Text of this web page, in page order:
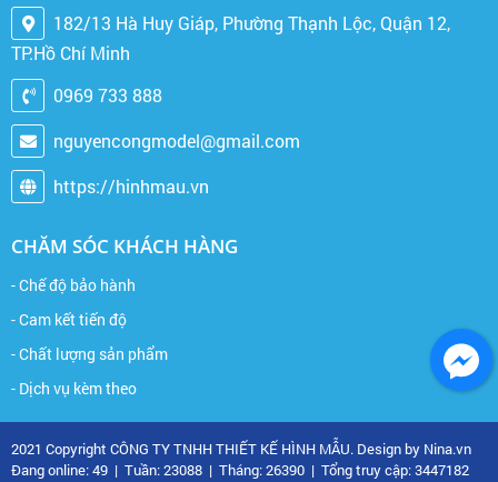
182/13 Hà Huy Giáp, Phường Thạnh Lộc, Quận 12,
TP.Hồ Chí Minh
0969 733 888
nguyencongmodel@gmail.com
https://hinhmau.vn
CHĂM SÓC KHÁCH HÀNG
- Chế độ bảo hành
- Cam kết tiến độ
- Chất lượng sản phẩm
- Dịch vụ kèm theo
2021 Copyright CÔNG TY TNHH THIẾT KẾ HÌNH MẪU. Design by Nina.vn
Đang online: 49 | Tuần: 23088 | Tháng: 26390 | Tổng truy cập: 3447182